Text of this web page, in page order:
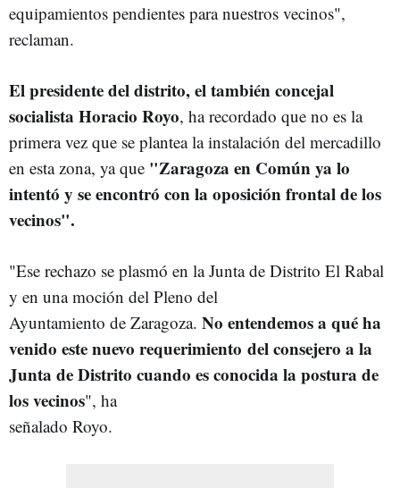
equipamientos pendientes para nuestros vecinos",
reclaman.
El presidente del distrito, el también concejal
socialista Horacio Royo, ha recordado que no es la
primera vez que se plantea la instalación del mercadillo
en esta zona, ya que "Zaragoza en Común ya lo
intentó y se encontró con la oposición frontal de los
vecinos".
"Ese rechazo se plasmó en la Junta de Distrito El Rabal
y en una moción del Pleno del
Ayuntamiento de Zaragoza. No entendemos a qué ha
venido este nuevo requerimiento del consejero a la
Junta de Distrito cuando es conocida la postura de
los vecinos", ha
señalado Royo.